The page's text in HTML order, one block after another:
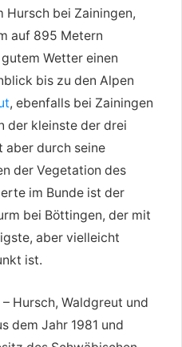
Hursch bei Zainingen,
auf 895 Metern
Wetter einen
bis zu den Alpen
, ebenfalls bei Zainingen
der kleinste der drei
durch seine
der Vegetation des
im Bunde ist der
bei Böttingen, der mit
aber vielleicht
ist.
Hursch, Waldgreut und
dem Jahr 1981 und